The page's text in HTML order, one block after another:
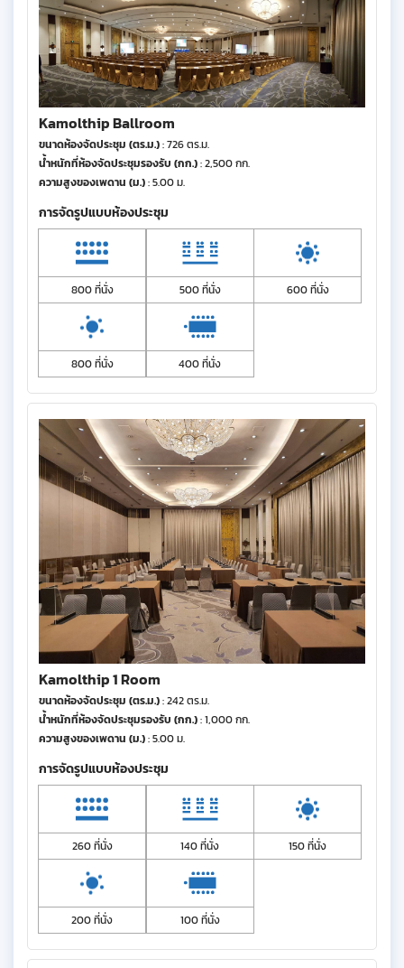
Kamolthip Ballroom
ขนาดห้องจัดประชุม (ตร.ม.): 726 ตร.ม.
น้ำหนักที่ห้องจัดประชุมรองรับ (กก.): 2,500 กก.
ความสูงของเพดาน (ม.): 5.00 ม.
การจัดรูปแบบห้องประชุม
800 ที่นั่ง 500 ที่นั่ง 600 ที่นั่ง
800 ที่นั่ง 400 ที่นั่ง
Kamolthip 1 Room
ขนาดห้องจัดประชุม (ตร.ม.): 242 ตร.ม.
น้ำหนักที่ห้องจัดประชุมรองรับ (กก.): 1,000 กก.
ความสูงของเพดาน (ม.): 5.00 ม.
การจัดรูปแบบห้องประชุม
260 ที่นั่ง 140 ที่นั่ง 150 ที่นั่ง
200 ที่นั่ง 100 ที่นั่ง